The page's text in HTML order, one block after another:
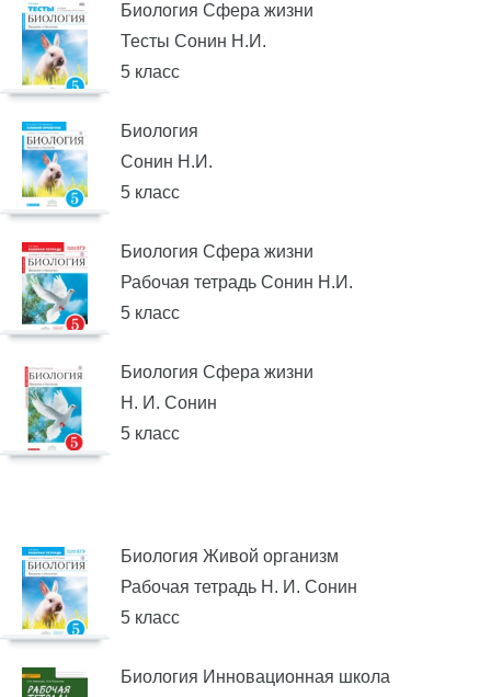
Биология Сфера жизни
Тесты Сонин Н.И.
5 класс
Биология
Сонин Н.И.
5 класс
Биология Сфера жизни
Рабочая тетрадь Сонин Н.И.
5 класс
Биология Сфера жизни
Н. И. Сонин
5 класс
Биология Живой организм
Рабочая тетрадь Н. И. Сонин
5 класс
Биология Инновационная школа